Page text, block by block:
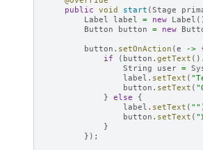
public void start (Stage
Label
label = new Label
Button
button = new
button . setOnAction (e ->
if
( button . getText ().
String
user =
label . setText (
button . setText (
} else
{
label . setText ( ""
button . setText (
}
});